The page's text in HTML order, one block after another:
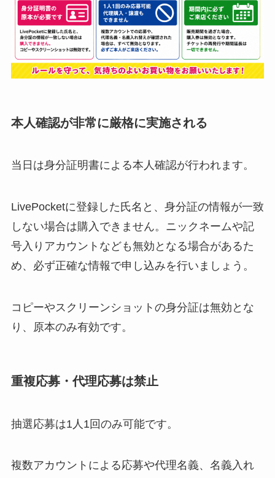
本人確認が非常に厳格に実施される
当日は身分証明書による本人確認が行われます。
LivePocketに登録した氏名と、身分証の情報が一致
しない場合は購入できません。ニックネームや記
号入りアカウントなども無効となる場合があるた
め、必ず正確な情報で申し込みを行いましょう。
コピーやスクリーンショットの身分証は無効とな
り、原本のみ有効です。
重複応募・代理応募は禁止
抽選応募は1人1回のみ可能です。
複数アカウントによる応募や代理名義、名義入れ